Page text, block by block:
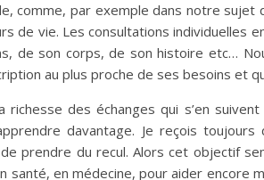
comme, par exemple dans notre sujet
de vie. Les consultations individuelles
son corps, de son histoire etc…
au plus proche de ses besoins et
des échanges qui s’en
davantage. Je reçois
du recul. Alors cet objectif
en médecine, pour aider encore